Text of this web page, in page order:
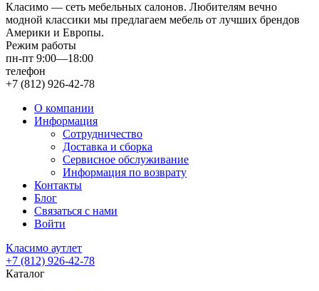
Класимо — cеть мебельных салонов. Любителям вечно
модной классики мы предлагаем мебель от лучших брендов
Америки и Европы.
Режим работы
пн-пт 9:00—18:00
телефон
+7 (812) 926-42-78
О компании
Информация
Сотрудничество
Доставка и сборка
Сервисное обслуживание
Информация по возврату
Контакты
Блог
Связаться с нами
Войти
Класимо аутлет
+7 (812) 926-42-78
Каталог